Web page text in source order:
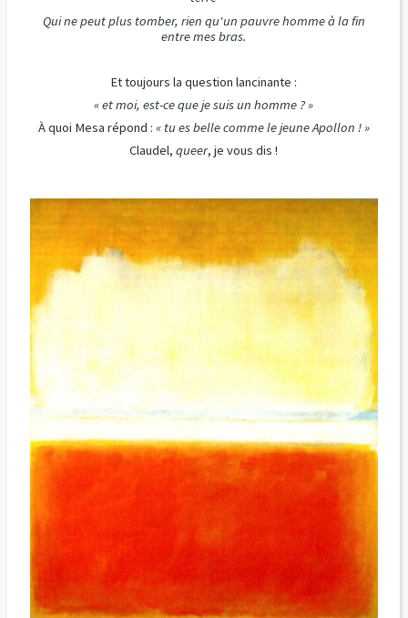
Qui ne peut plus tomber, rien qu'un pauvre homme à la fin
entre mes bras.
Et toujours la question lancinante :
« et moi, est-ce que je suis un homme ? »
À quoi Mesa répond : « tu es belle comme le jeune Apollon ! »
Claudel,queer, je vous dis !